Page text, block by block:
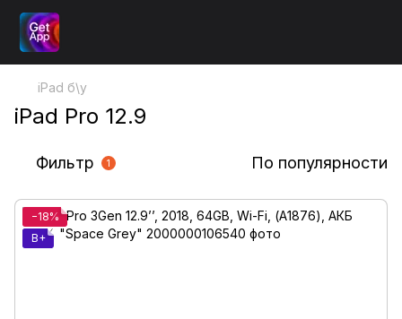
iPad б\у
iPad Pro 12.9
Фильтр 1 По популярности
−18%
B+